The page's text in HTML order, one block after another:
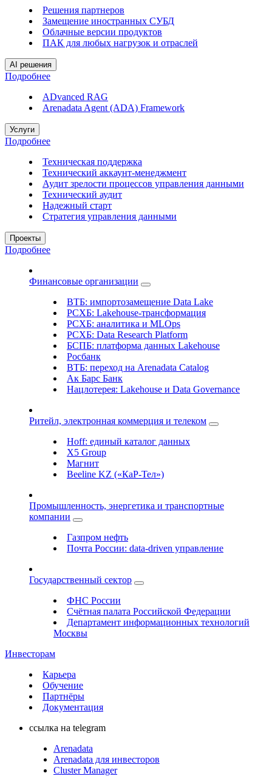
Решения партнеров
Замещение иностранных СУБД
Облачные версии продуктов
ПАК для любых нагрузок и отраслей
AI решения
Подробнее
ADvanced RAG
Arenadata Agent (ADA) Framework
Услуги
Подробнее
Техническая поддержка
Технический аккаунт-менеджмент
Аудит зрелости процессов управления данными
Технический аудит
Надежный старт
Стратегия управления данными
Проекты
Подробнее
Финансовые организации
ВТБ: импортозамещение Data Lake
РСХБ: Lakehouse-трансформация
РСХБ: аналитика и MLOps
РСХБ: Data Research Platform
БСПБ: платформа данных Lakehouse
Росбанк
ВТБ: переход на Arenadata Catalog
Ак Барс Банк
Нацлотерея: Lakehouse и Data Governance
Ритейл, электронная коммерция и телеком
Hoff: единый каталог данных
X5 Group
Магнит
Beeline KZ («КаР-Тел»)
Промышленность, энергетика и транспортные
компании
Газпром нефть
Почта России: data-driven управление
Государственный сектор
ФНС России
Счётная палата Российской Федерации
Департамент информационных технологий
Москвы
Инвесторам
Карьера
Обучение
Партнёры
Документация
ссылка на telegram
Arenadata
Arenadata для инвесторов
Cluster Manager